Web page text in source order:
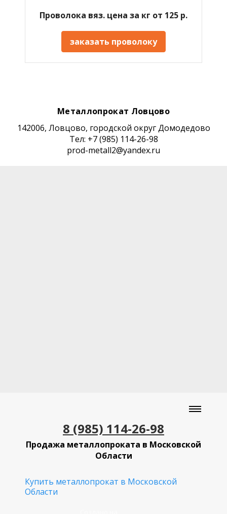
Проволока вяз. цена за кг от 125 р.
заказать проволоку
Металлопрокат Ловцово
142006, Ловцово, городской округ Домодедово
Тел: +7 (985) 114-26-98
prod-metall2@yandex.ru
8 (985) 114-26-98
Продажа металлопроката в Московской
Области
Купить металлопрокат в Московской
Области